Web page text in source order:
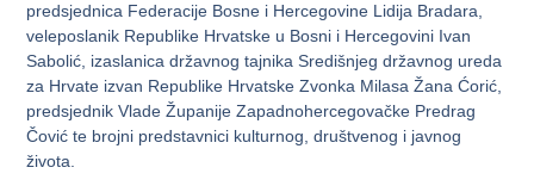
predsjednica Federacije Bosne i Hercegovine Lidija Bradara,
veleposlanik Republike Hrvatske u Bosni i Hercegovini Ivan
Sabolić, izaslanica državnog tajnika Središnjeg državnog ureda
za Hrvate izvan Republike Hrvatske Zvonka Milasa Žana Ćorić,
predsjednik Vlade Županije Zapadnohercegovačke Predrag
Čović te brojni predstavnici kulturnog, društvenog i javnog
života.